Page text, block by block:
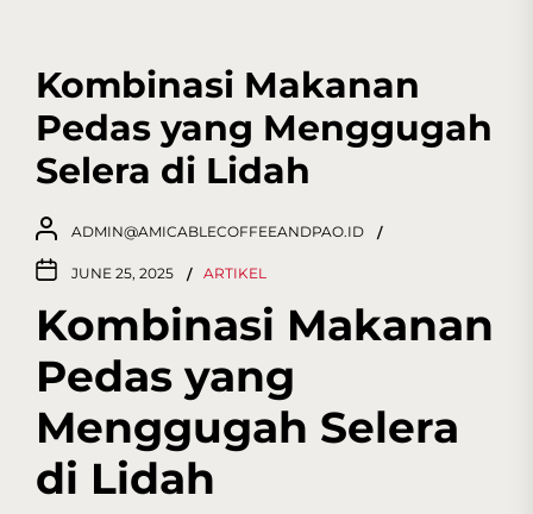
Kombinasi Makanan
Pedas yang Menggugah
Selera di Lidah
ADMIN@AMICABLECOFFEEANDPAO.ID
JUNE 25, 2025 ARTIKEL
Kombinasi Makanan
Pedas yang
Menggugah Selera
di Lidah